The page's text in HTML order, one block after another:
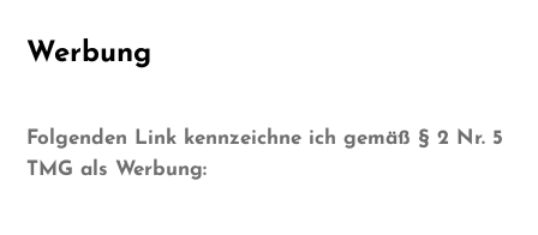
Werbung
Folgenden Link kennzeichne ich gemäß § 2 Nr. 5
TMG als Werbung: